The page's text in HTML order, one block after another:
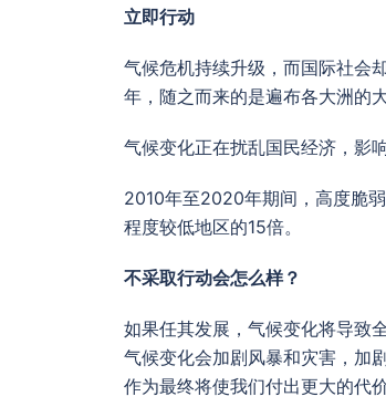
立即行动
气候危机持续升级，而国际社会
年，随之而来的是遍布各大洲的
气候变化正在扰乱国民经济，影
2010年至2020年期间，高度脆
程度较低地区的15倍。
不采取行动会怎么样？
如果任其发展，气候变化将导致
气候变化会加剧风暴和灾害，加
作为最终将使我们付出更大的代价